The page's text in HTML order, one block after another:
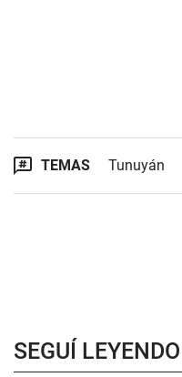
TEMAS Tunuyán
SEGUÍ LEYENDO